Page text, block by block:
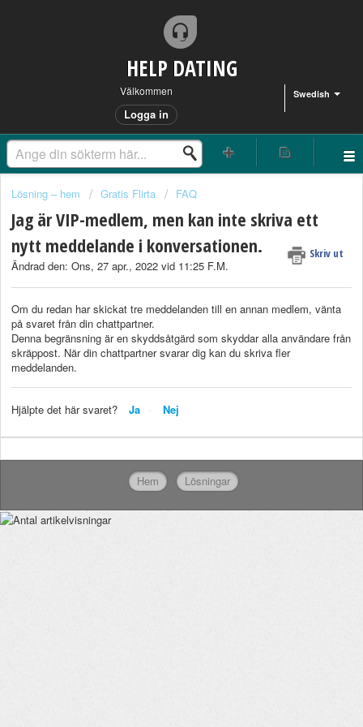
HELP DATING
Swedish
Välkommen
Logga in
Lösning – hem Gratis Flirta FAQ
Jag är VIP-medlem, men kan inte skriva ett
nytt meddelande i konversationen.
Skriv ut
Ändrad den: Ons, 27 apr., 2022 vid 11:25 F.M.
Om du redan har skickat tre meddelanden till en annan medlem, vänta
på svaret från din chattpartner.
Denna begränsning är en skyddsåtgärd som skyddar alla användare från
skräppost. När din chattpartner svarar dig kan du skriva fler
meddelanden.
Hjälpte det här svaret? Ja Nej
Hem Lösningar